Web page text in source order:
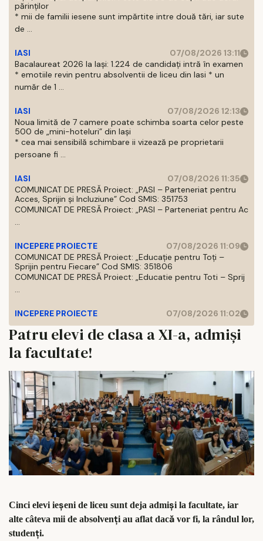
părinților
* mii de familii iesene sunt impărtite intre două tări, iar sute
de ...
IASI
07/08/2026 13:11
Bacalaureat 2026 la Iași: 1.224 de candidați intră în examen
* emotiile revin pentru absolventii de liceu din Iasi * un
număr de 1 ...
IASI
07/08/2026 12:13
Noua limită de 7 camere poate schimba soarta celor peste
500 de „mini-hoteluri” din Iași
* cea mai sensibilă schimbare ii vizează pe proprietarii
persoane fi ...
IASI
07/08/2026 11:35
COMUNICAT DE PRESĂ Proiect: „PASI – Parteneriat pentru
Acces, Sprijin și Incluziune” Cod SMIS: 351753
COMUNICAT DE PRESĂ Proiect: „PASI – Parteneriat pentru Ac
...
INCEPERE PROIECTE
07/08/2026 11:09
COMUNICAT DE PRESĂ Proiect: „Educație pentru Toți –
Sprijin pentru Fiecare” Cod SMIS: 351806
COMUNICAT DE PRESĂ Proiect: „Educatie pentru Toti – Sprij
...
INCEPERE PROIECTE 07/08/2026 11:02
Patru elevi de clasa a XI-a, admişi
la facultate!
Cinci elevi ieşeni de liceu sunt deja admişi la facultate, iar
alte câteva mii de absolvenţi au aflat dacă vor fi, la rândul lor,
studenţi.